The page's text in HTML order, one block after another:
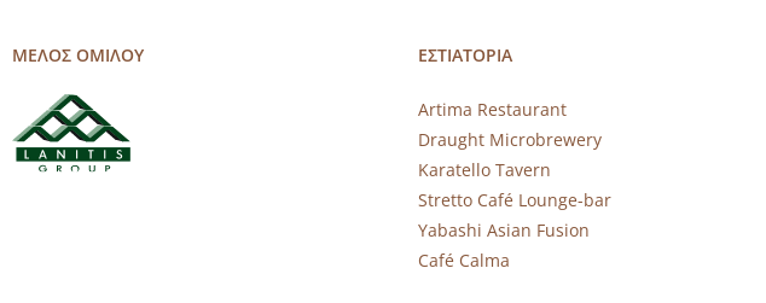
ΜΕΛΟΣ ΟΜΙΛΟΥ ΕΣΤΙΑΤΟΡΙΑ
Artima Restaurant
Draught Microbrewery
Karatello Tavern
Stretto Café Lounge-bar
Yabashi Asian Fusion
Café Calma